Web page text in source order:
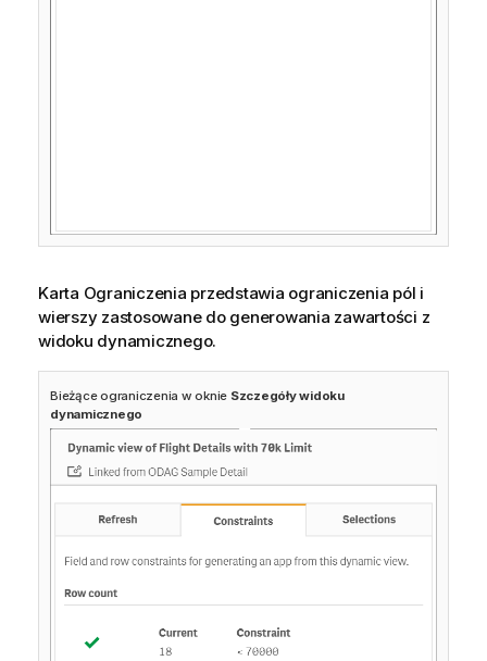
Karta Ograniczenia przedstawia ograniczenia pól i
wierszy zastosowane do generowania zawartości z
widoku dynamicznego.
Bieżące ograniczenia w oknie Szczegóły widoku
dynamicznego